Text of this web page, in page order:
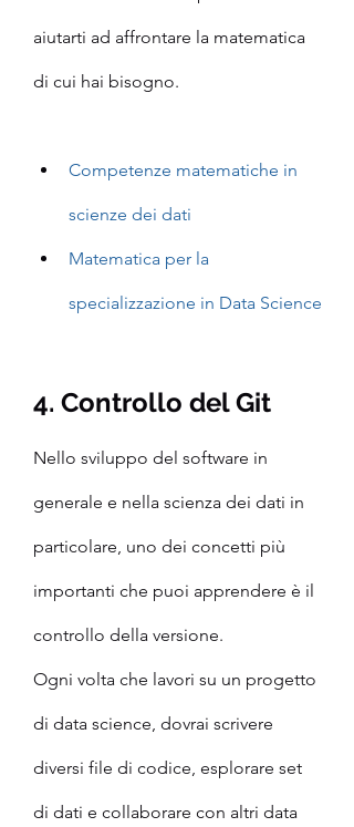
aiutarti ad affrontare la matematica
di cui hai bisogno.
Competenze matematiche in
scienze dei dati
Matematica per la
specializzazione in Data Science
4. Controllo del Git
Nello sviluppo del software in
generale e nella scienza dei dati in
particolare, uno dei concetti più
importanti che puoi apprendere è il
controllo della versione.
Ogni volta che lavori su un progetto
di data science, dovrai scrivere
diversi file di codice, esplorare set
di dati e collaborare con altri data